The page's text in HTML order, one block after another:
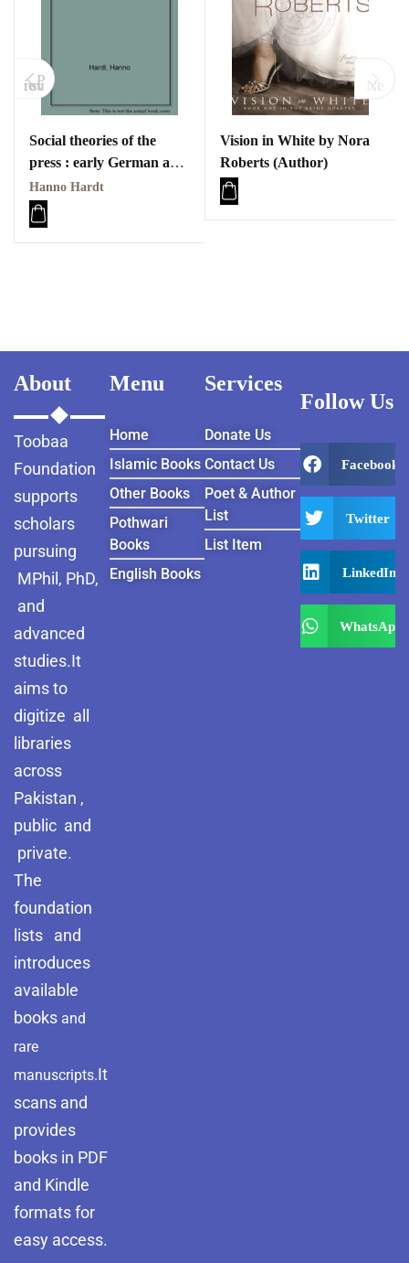
P
revious
Social theories of the
press : early German and
American perspectives
PDF
Hanno Hardt
Vision in White by Nora
Roberts (Author)
Next
About
Toobaa
Foundation
supports
scholars
pursuing
MPhil, PhD,
and
advanced
studies.It
aims to
digitize all
libraries
across
Pakistan ,
public and
private.
The
foundation
lists and
introduces
available
books and
rare
manuscripts.It
scans and
provides
books in PDF
and Kindle
formats for
easy access.
Menu
Home
Islamic Books
Other Books
Pothwari
Books
English Books
Services
Donate Us
Contact Us
Poet & Author
List
List Item
Follow Us
Facebook
Twitter
LinkedIn
WhatsApp